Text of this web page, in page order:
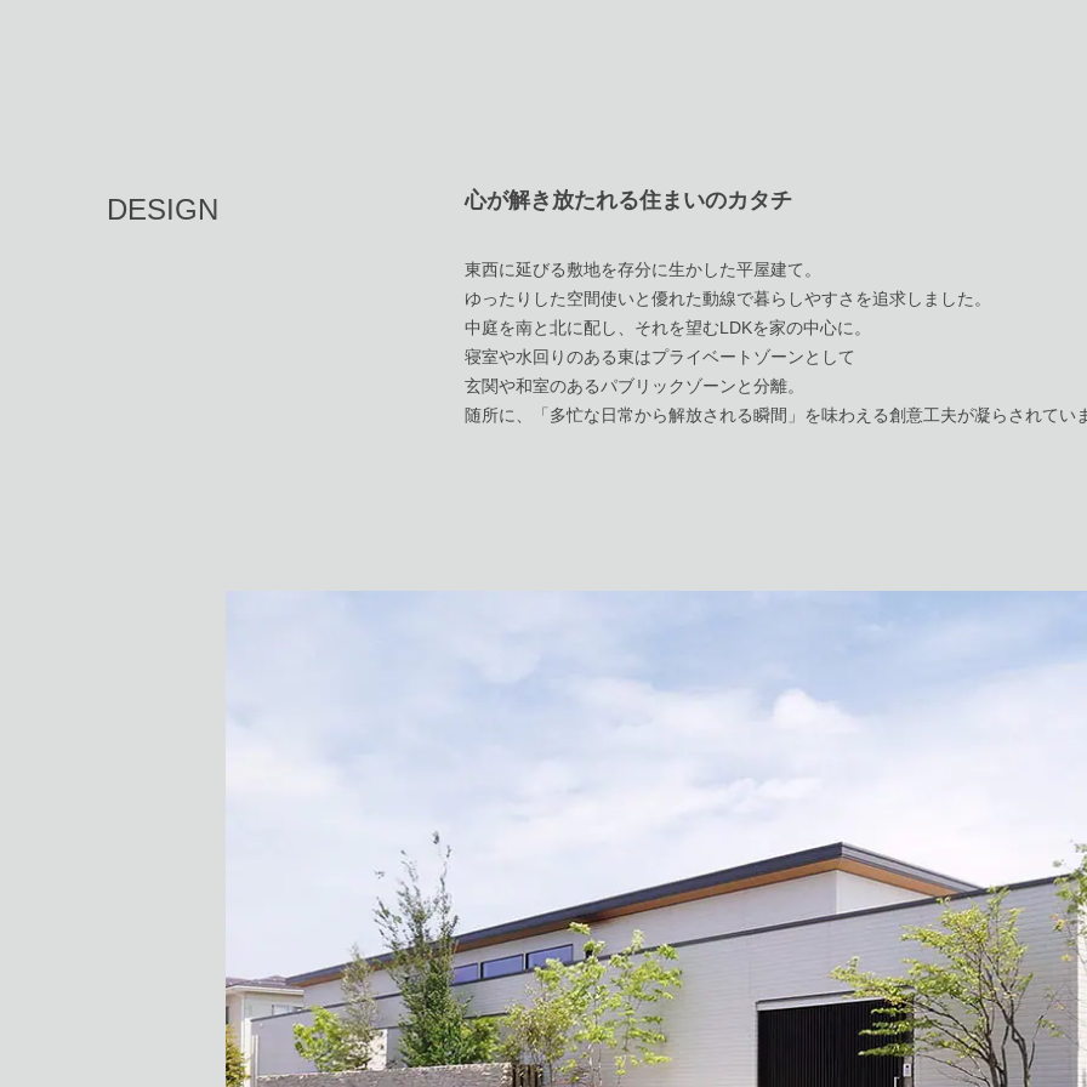
DESIGN 心が解き放たれる住まいのカタチ
東西に延びる敷地を存分に生かした平屋建て。
ゆったりした空間使いと優れた動線で暮らしやすさを追求しました。
中庭を南と北に配し、それを望むLDKを家の中心に。
寝室や水回りのある東はプライベートゾーンとして
玄関や和室のあるパブリックゾーンと分離。
随所に、「多忙な日常から解放される瞬間」を味わえる創意工夫が凝らされてい